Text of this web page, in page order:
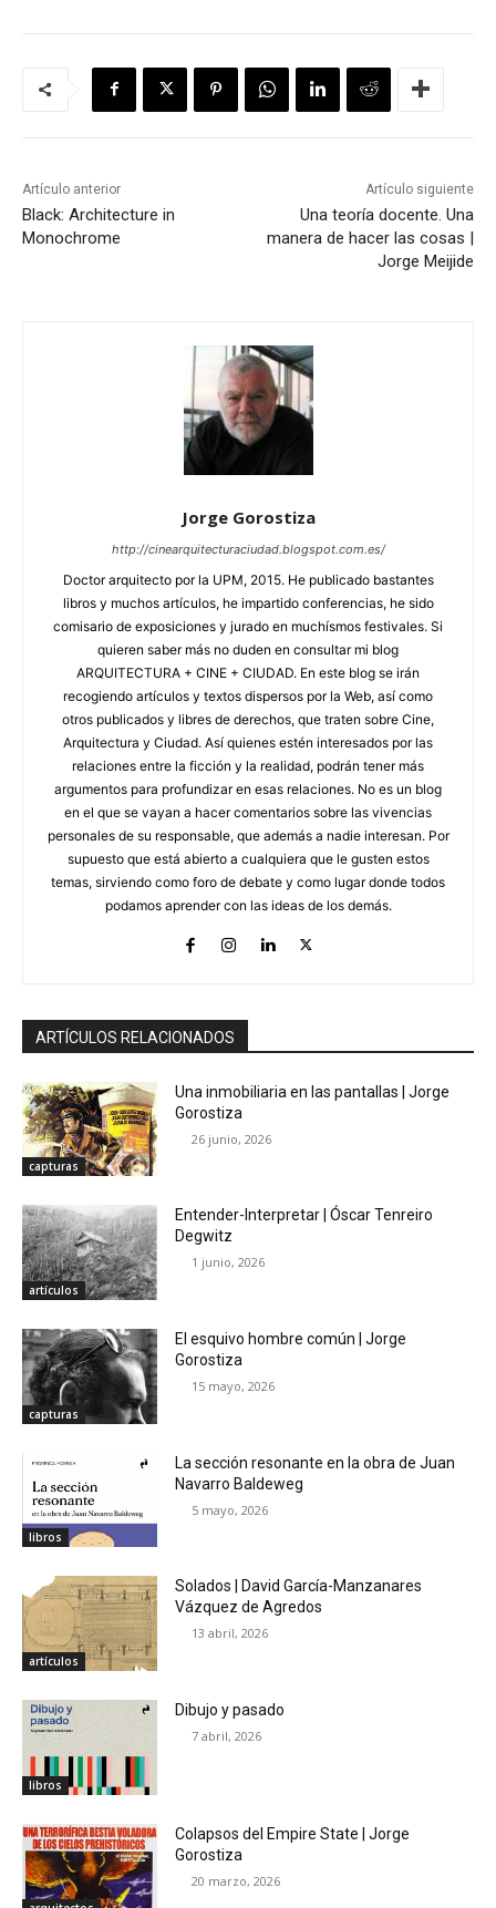
Artículo anterior
Black: Architecture in
Monochrome
Artículo siguiente
Una teoría docente. Una
manera de hacer las cosas |
Jorge Meijide
Jorge Gorostiza
http://cinearquitecturaciudad.blogspot.com.es/
Doctor arquitecto por la UPM, 2015. He publicado bastantes
libros y muchos artículos, he impartido conferencias, he sido
comisario de exposiciones y jurado en muchísmos festivales. Si
quieren saber más no duden en consultar mi blog
ARQUITECTURA + CINE + CIUDAD. En este blog se irán
recogiendo artículos y textos dispersos por la Web, así como
otros publicados y libres de derechos, que traten sobre Cine,
Arquitectura y Ciudad. Así quienes estén interesados por las
relaciones entre la ficción y la realidad, podrán tener más
argumentos para profundizar en esas relaciones. No es un blog
en el que se vayan a hacer comentarios sobre las vivencias
personales de su responsable, que además a nadie interesan. Por
supuesto que está abierto a cualquiera que le gusten estos
temas, sirviendo como foro de debate y como lugar donde todos
podamos aprender con las ideas de los demás.
ARTÍCULOS RELACIONADOS
capturas
Una inmobiliaria en las pantallas | Jorge
Gorostiza
26 junio, 2026
artículos
Entender-Interpretar | Óscar Tenreiro
Degwitz
1 junio, 2026
capturas
El esquivo hombre común | Jorge
Gorostiza
15 mayo, 2026
libros
La sección resonante en la obra de Juan
Navarro Baldeweg
5 mayo, 2026
artículos
Solados | David García-Manzanares
Vázquez de Agredos
13 abril, 2026
libros
Dibujo y pasado
7 abril, 2026
Colapsos del Empire State | Jorge
Gorostiza
20 marzo, 2026